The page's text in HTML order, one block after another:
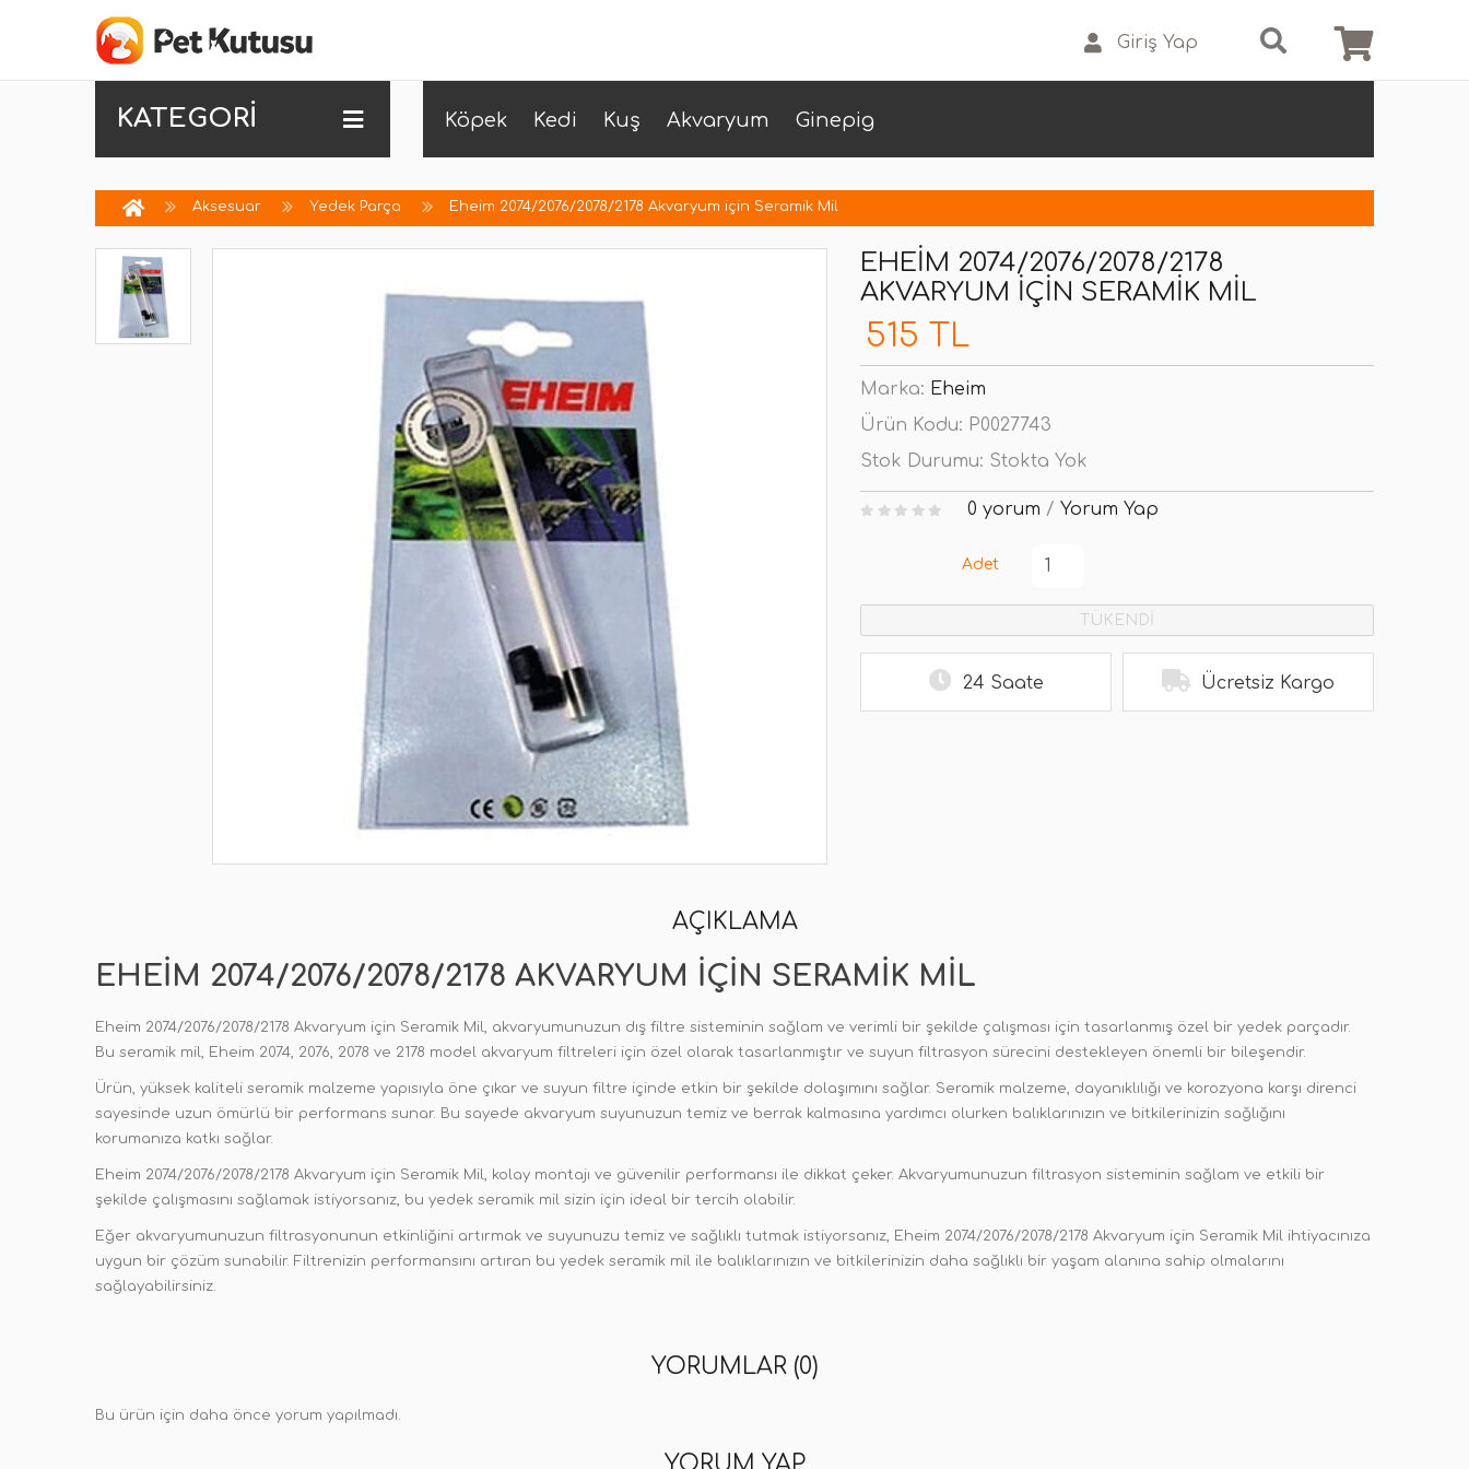
Giriş Yap
KATEGORİ Köpek Kedi Kuş Akvaryum Ginepig
Aksesuar Yedek Parça Eheim 2074/2076/2078/2178 Akvaryum için Seramik Mil
EHEIM 2074/2076/2078/2178
AKVARYUM IÇIN SERAMIK MIL
515 TL
Marka: Eheim
Ürün Kodu: P0027743
Stok Durumu: Stokta Yok
0 yorum / Yorum Yap
Adet
TÜKENDİ
24 Saate Ücretsiz Kargo
AÇIKLAMA
EHEIM 2074/2076/2078/2178 AKVARYUM IÇIN SERAMIK MIL
Eheim 2074/2076/2078/2178 Akvaryum için Seramik Mil, akvaryumunuzun dış filtre sisteminin sağlam ve verimli bir şekilde çalışması için tasarlanmış özel bir yedek parçadır.
Bu seramik mil, Eheim 2074, 2076, 2078 ve 2178 model akvaryum filtreleri için özel olarak tasarlanmıştır ve suyun filtrasyon sürecini destekleyen önemli bir bileşendir.
Ürün, yüksek kaliteli seramik malzeme yapısıyla öne çıkar ve suyun filtre içinde etkin bir şekilde dolaşımını sağlar. Seramik malzeme, dayanıklılığı ve korozyona karşı direnci
sayesinde uzun ömürlü bir performans sunar. Bu sayede akvaryum suyunuzun temiz ve berrak kalmasına yardımcı olurken balıklarınızın ve bitkilerinizin sağlığını
korumanıza katkı sağlar.
Eheim 2074/2076/2078/2178 Akvaryum için Seramik Mil, kolay montajı ve güvenilir performansı ile dikkat çeker. Akvaryumunuzun filtrasyon sisteminin sağlam ve etkili bir
şekilde çalışmasını sağlamak istiyorsanız, bu yedek seramik mil sizin için ideal bir tercih olabilir.
Eğer akvaryumunuzun filtrasyonunun etkinliğini artırmak ve suyunuzu temiz ve sağlıklı tutmak istiyorsanız, Eheim 2074/2076/2078/2178 Akvaryum için Seramik Mil ihtiyacınıza
uygun bir çözüm sunabilir. Filtrenizin performansını artıran bu yedek seramik mil ile balıklarınızın ve bitkilerinizin daha sağlıklı bir yaşam alanına sahip olmalarını
sağlayabilirsiniz.
YORUMLAR (0)
Bu ürün için daha önce yorum yapılmadı.
YORUM YAP